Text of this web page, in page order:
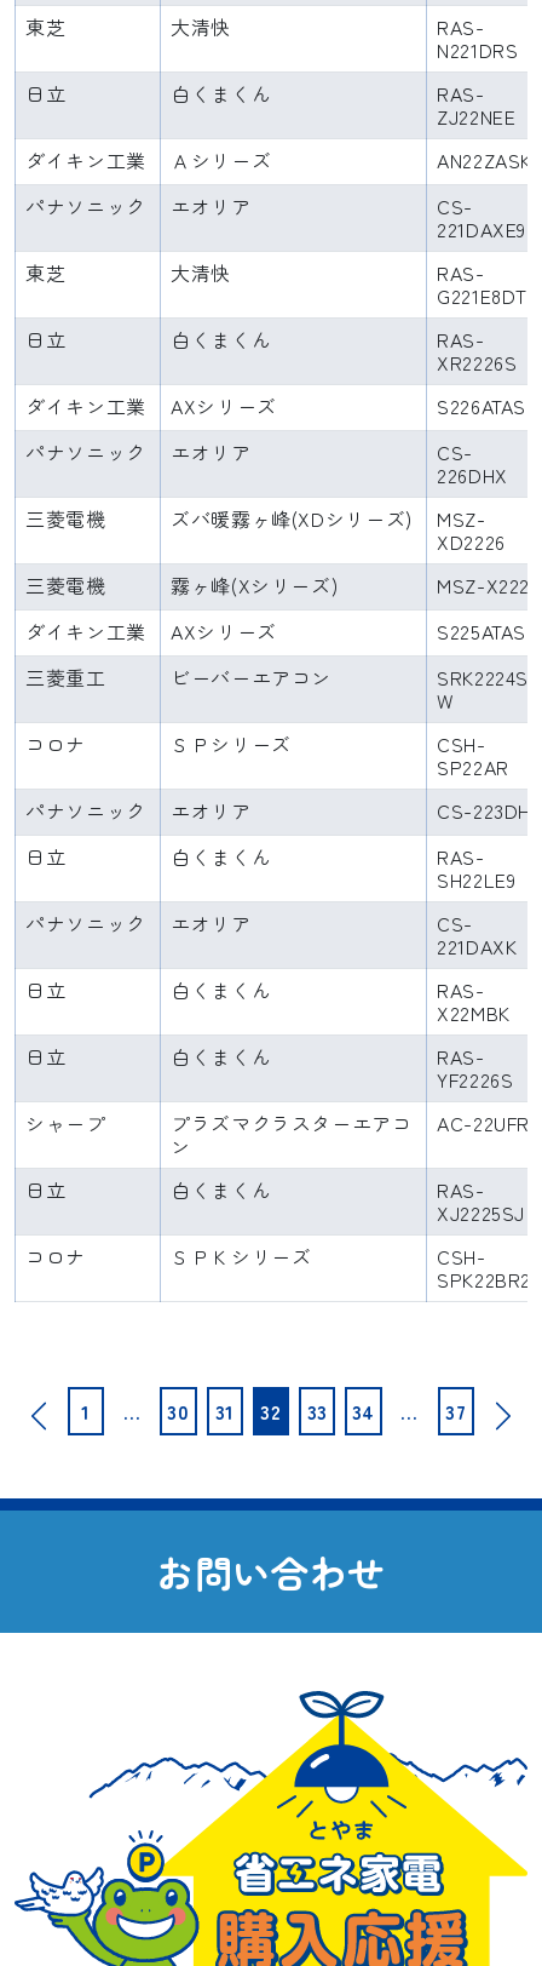
東芝
大清快 RAS-
N221DRS
日立
白くまくん RAS-
ZJ22NEE
ダイキン工業
Ａシリーズ
AN22ZASK
パナソニック
エオリア CS-
221DAXE9
東芝
大清快 RAS-
G221E8DT
日立
白くまくん RAS-
XR2226S
ダイキン工業
AXシリーズ
S226ATAS
パナソニック
エオリア CS-
226DHX
三菱電機
ズバ暖霧ヶ峰(XDシリーズ) MSZ-
XD2226
三菱電機
霧ヶ峰(Xシリーズ)
MSZ-X2225
ダイキン工業
AXシリーズ
S225ATAS
三菱重工
ビーバーエアコン SRK2224S-
W
コロナ
ＳＰシリーズ CSH-
SP22AR
パナソニック
エオリア
CS-223DHE
日立
白くまくん RAS-
SH22LE9
パナソニック
エオリア CS-
221DAXK
日立
白くまくん RAS-
X22MBK
日立
白くまくん RAS-
YF2226S
シャープ
プラズマクラスターエアコ
ン
AC-22UFR
日立 白くまくん RAS-
XJ2225SJ
コロナ
ＳＰＫシリーズ CSH-
SPK22BR2
投
の
ー
1 … 30 31 32 33 34 … 37
お問い合わせ